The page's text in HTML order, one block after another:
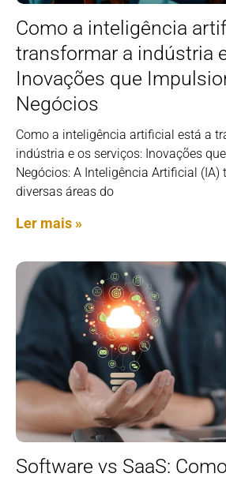
Como a inteligência
transformar a indústria
Inovações que
Negócios
Como a inteligência artificial está a
indústria e os serviços: Inovações
Negócios: A Inteligência Artificial (IA)
diversas áreas do
Ler mais »
Software vs SaaS: